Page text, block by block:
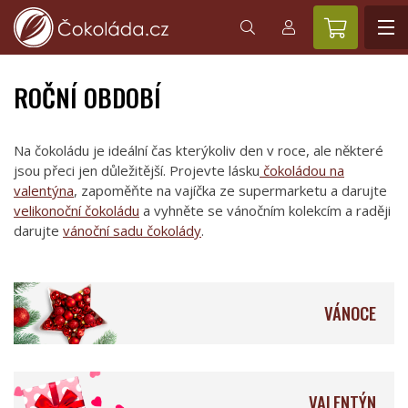
ROČNÍ OBDOBÍ
Na čokoládu je ideální čas kterýkoliv den v roce, ale některé
jsou přeci jen důležitější. Projevte lásku čokoládou na
valentýna, zapoměňte na vajíčka ze supermarketu a darujte
velikonoční čokoládu a vyhněte se vánočním kolekcím a raději
darujte vánoční sadu čokolády.
VÁNOCE
VALENTÝN